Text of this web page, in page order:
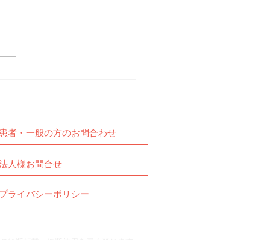
患者・一般の方のお問合わせ
人様お問合せ
プライバシーポリシー